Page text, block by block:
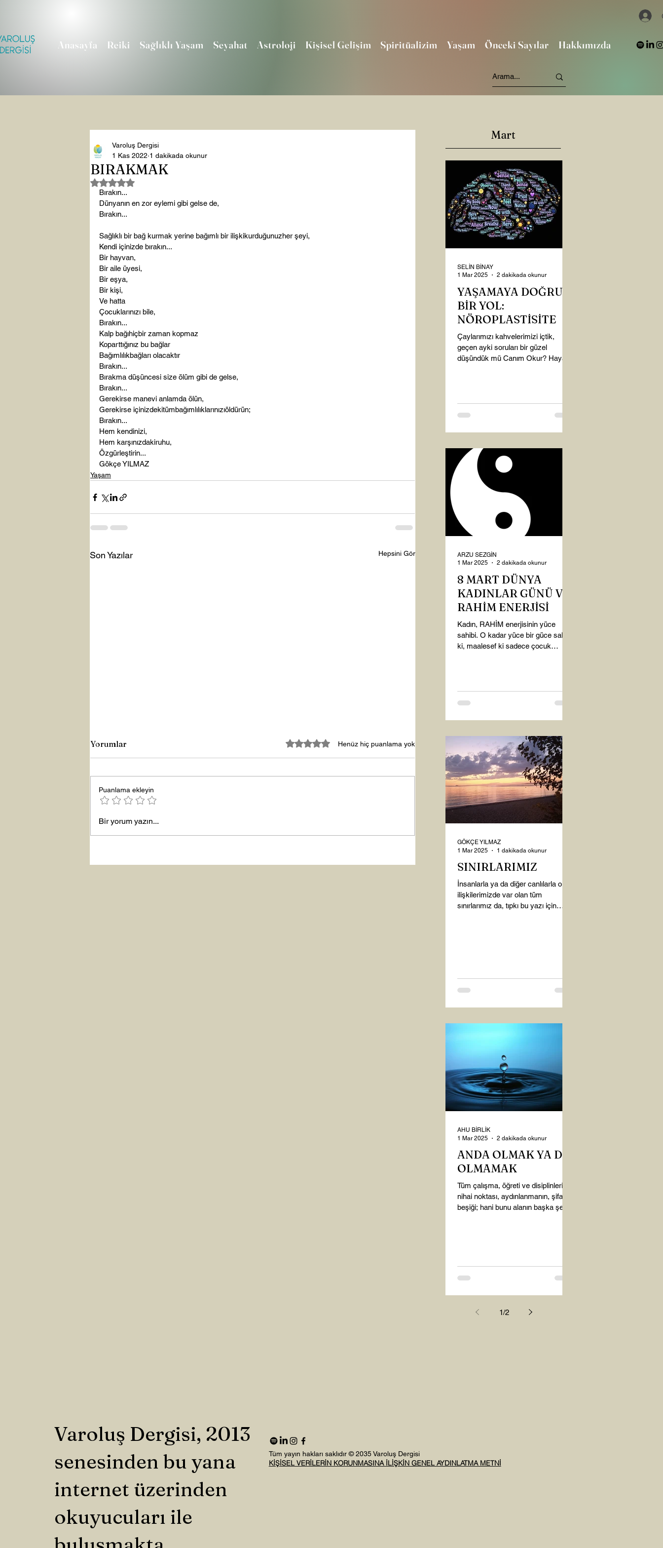
Anasayfa Reiki Sağlıklı Yaşam Seyahat Astroloji Kişisel Gelişim Spiritüalizim Yaşam Önceki Sayılar Hakkımızda
BIRAKMAK
Varoluş Dergisi
1 Kas 2022 1 dakikada okunur
5 üzerinden NaN yıldız
Bırakın...
Dünyanın en zor eylemi gibi gelse de,
Bırakın...
Sağlıklı bir bağ kurmak yerine bağımlı bir ilişkikurduğunuzher şeyi,
Kendi içinizde bırakın...
Bir hayvan,
Bir aile üyesi,
Bir eşya,
Bir kişi,
Ve hatta
Çocuklarınızı bile,
Bırakın...
Kalp bağıhiçbir zaman kopmaz
Koparttığınız bu bağlar
Bağımlılıkbağları olacaktır
Bırakın...
Bırakma düşüncesi size ölüm gibi de gelse,
Bırakın...
Gerekirse manevi anlamda ölün,
Gerekirse içinizdekitümbağımlılıklarınızıöldürün;
Bırakın...
Hem kendinizi,
Hem karşınızdakiruhu,
Özgürleştirin...
Gökçe YILMAZ
Yaşam
Son Yazılar Hepsini Gör
Yeni Yıla Merhaba
Yorumlar 5 üzerinden 0 yıldızHenüz hiç puanlama yok
Puanlama ekleyin
Bir yorum yazın...
Mart
YAŞAMAYA DOĞRU
BİR YOL:
NÖROPLASTİSİTE
Çaylarımızı kahvelerimizi içtik,
geçen ayki soruları bir güzel
düşündük mü Canım Okur? Hayatta
SELİN BİNAY
1 Mar 2025
2 dakikada okunur
8 MART DÜNYA
KADINLAR GÜNÜ VE
RAHİM ENERJİSİ
Kadın, RAHİM enerjisinin yüce
sahibi. O kadar yüce bir güce sahip
ki, maalesef ki sadece çocuk
ARZU SEZGİN
1 Mar 2025
2 dakikada okunur
SINIRLARIMIZ
İnsanlarla ya da diğer canlılarla olan
ilişkilerimizde var olan tüm
sınırlarımız da, tıpkı bu yazı için
GÖKÇE YILMAZ
1 Mar 2025
1 dakikada okunur
ANDA OLMAK YA DA
OLMAMAK
Tüm çalışma, öğreti ve disiplinlerin
nihai noktası, aydınlanmanın, şifanın
beşiği; hani bunu alanın başka şey
AHU BİRLİK
1 Mar 2025
2 dakikada okunur
1/2
Varoluş Dergisi, 2013
senesinden bu yana
internet üzerinden
okuyucuları ile
Tüm yayın hakları saklıdır © 2035 Varoluş Dergisi
KİŞİSEL VERİLERİN KORUNMASINA İLİŞKİN GENEL AYDINLATMA METNİ